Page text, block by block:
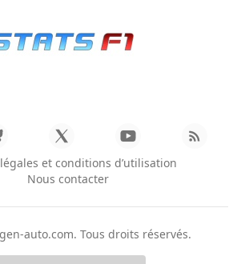
et conditions d’utilisation
Nous contacter
auto.com. Tous droits réservés.